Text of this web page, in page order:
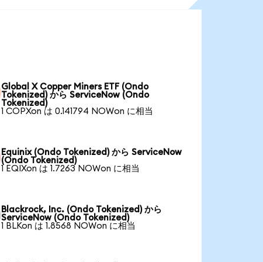
Global X Copper Miners ETF (Ondo
Tokenized) から ServiceNow (Ondo
Tokenized)
1 COPXon は 0.141794 NOWon に相当
Equinix (Ondo Tokenized) から ServiceNow
(Ondo Tokenized)
1 EQIXon は 1.7263 NOWon に相当
Blackrock, Inc. (Ondo Tokenized) から
ServiceNow (Ondo Tokenized)
1 BLKon は 1.8568 NOWon に相当